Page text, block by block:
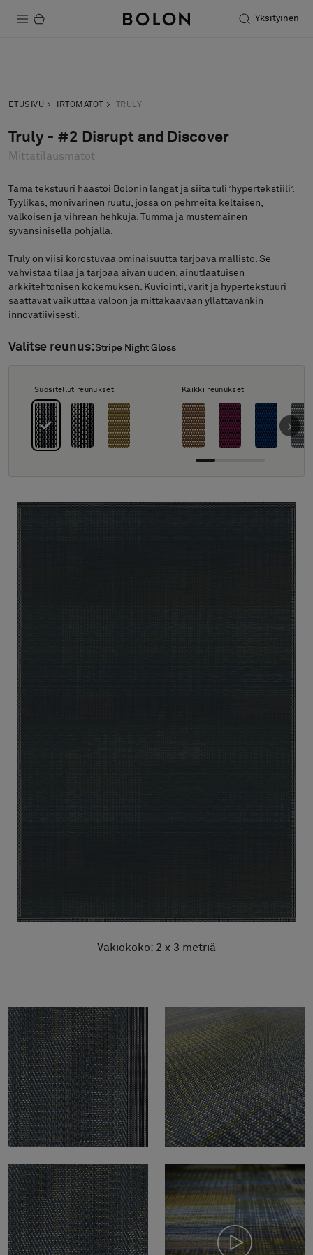
Yksityinen
Kestävä kehitys
Asennus
Puhdistus
Stories
FAQ
Tietoa meistä
Pattern Tile Tool
ETUSIVU IRTOMATOT TRULY
Truly - #2 Disrupt and Discover
Mittatilausmatot
Tämä tekstuuri haastoi Bolonin langat ja siitä tuli ’hypertekstiili’.
Tyylikäs, monivärinen ruutu, jossa on pehmeitä keltaisen,
valkoisen ja vihreän hehkuja. Tumma ja mustemainen
syvänsinisellä pohjalla.
Truly on viisi korostuvaa ominaisuutta tarjoava mallisto. Se
vahvistaa tilaa ja tarjoaa aivan uuden, ainutlaatuisen
arkkitehtonisen kokemuksen. Kuviointi, värit ja hypertekstuuri
saattavat vaikuttaa valoon ja mittakaavaan yllättävänkin
innovatiivisesti.
Valitse reunus:Stripe Night Gloss
Stripe Night Gloss
Suositellut reunukset Kaikki reunukset
Vakiokoko: 2 x 3 metriä